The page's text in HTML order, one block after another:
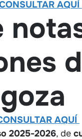
AQUÍ
AQUÍ
2025-2026, de